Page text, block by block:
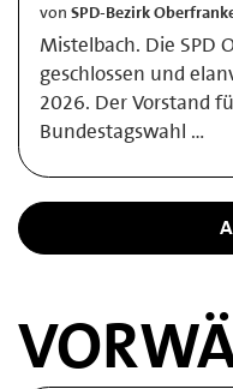
von SPD-Bezirk
Mistelbach. Die SPD
geschlossen und
2026. Der Vorstand
Bundestagswahl …